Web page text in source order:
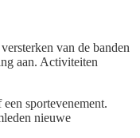
van de banden
aan. Activiteiten
sportevenement.
nieuwe